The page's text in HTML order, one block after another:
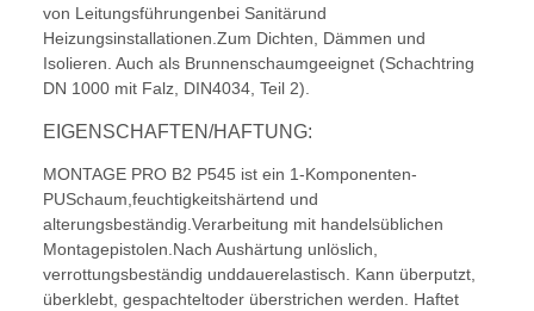
von Leitungsführungenbei Sanitärund
Heizungsinstallationen.Zum Dichten, Dämmen und
Isolieren. Auch als Brunnenschaumgeeignet (Schachtring
DN 1000 mit Falz, DIN4034, Teil 2).
EIGENSCHAFTEN/HAFTUNG:
MONTAGE PRO B2 P545 ist ein 1-Komponenten-
PUSchaum,feuchtigkeitshärtend und
alterungsbeständig.Verarbeitung mit handelsüblichen
Montagepistolen.Nach Aushärtung unlöslich,
verrottungsbeständig unddauerelastisch. Kann überputzt,
überklebt, gespachteltoder überstrichen werden. Haftet